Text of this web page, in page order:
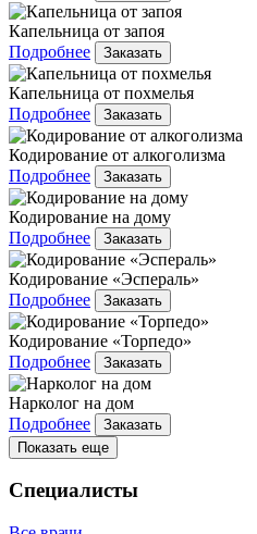
Капельница от запоя
Подробнее
Заказать
Капельница от похмелья
Подробнее
Заказать
Кодирование от алкоголизма
Подробнее
Заказать
Кодирование на дому
Подробнее
Заказать
Кодирование «Эспераль»
Подробнее
Заказать
Кодирование «Торпедо»
Подробнее
Заказать
Нарколог на дом
Подробнее
Заказать
Показать еще
Специалисты